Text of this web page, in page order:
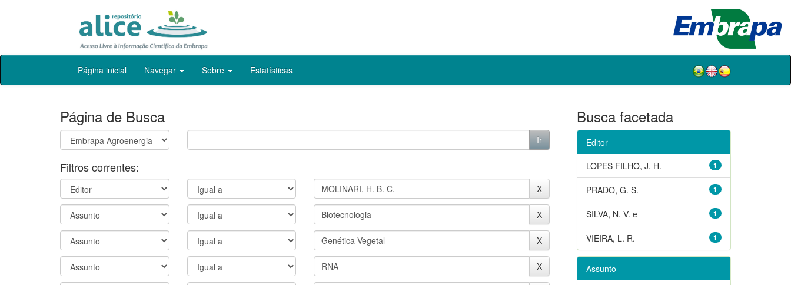
Skip
Página inicial Navegar Sobre Estatísticas
Página de Busca
Filtros correntes:
Busca facetada
Editor
1
LOPES FILHO, J. H.
1
PRADO, G. S.
1
SILVA, N. V. e
1
VIEIRA, L. R.
Assunto